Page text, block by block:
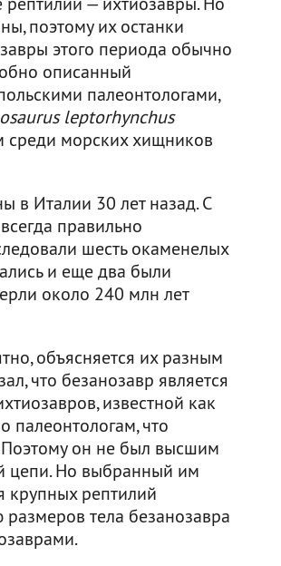
поэтому их останки
этого периода обычно
описанный
палеонтологами,
leptorhynchus
среди морских хищников
в Италии 30 лет назад. С
правильно
шесть окаменелых
и еще два были
около 240 млн лет
объясняется их разным
что безанозавр является
известной как
палеонтологам, что
он не был высшим
цепи. Но выбранный им
крупных рептилий
тела безанозавра